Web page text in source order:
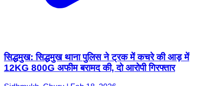
सिद्धमुख: सिद्धमुख थाना पुलिस ने ट्रक में कचरे की आड़ में
12KG 800G अफीम बरामद की, दो आरोपी गिरफ्तार